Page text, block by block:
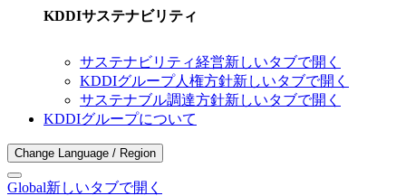
KDDIサステナビリティ
サステナビリティ経営新しいタブで開く
KDDIグループ人権方針新しいタブで開く
サステナブル調達方針新しいタブで開く
KDDIグループについて
Change Language / Region
Global新しいタブで開く